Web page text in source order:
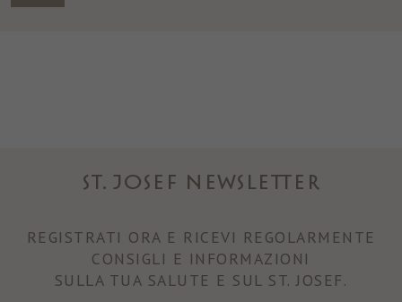
ST. JOSEF NEWSLETTER
REGISTRATI ORA E RICEVI REGOLARMENTE
CONSIGLI E INFORMAZIONI
SULLA TUA SALUTE E SUL ST. JOSEF.